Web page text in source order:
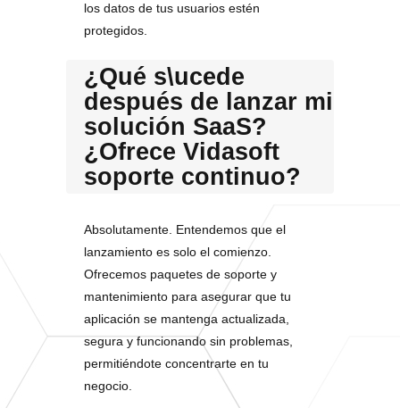
los datos de tus usuarios estén
protegidos.
¿Qué s\ucede
después de lanzar mi
solución SaaS?
¿Ofrece Vidasoft
soporte continuo?
Absolutamente. Entendemos que el
lanzamiento es solo el comienzo.
Ofrecemos paquetes de soporte y
mantenimiento para asegurar que tu
aplicación se mantenga actualizada,
segura y funcionando sin problemas,
permitiéndote concentrarte en tu
negocio.